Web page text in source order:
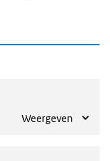
Weergeven